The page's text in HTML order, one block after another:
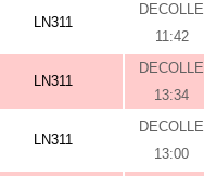
LN311
DECOLLE
11:42
LN311
DECOLLE
13:34
LN311
DECOLLE
13:00